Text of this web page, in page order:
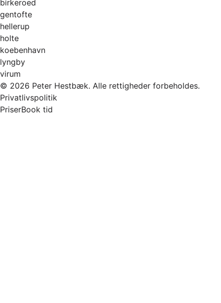
birkeroed
gentofte
hellerup
holte
koebenhavn
lyngby
virum
© 2026 Peter Hestbæk. Alle rettigheder forbeholdes.
Privatlivspolitik
PriserBook tid